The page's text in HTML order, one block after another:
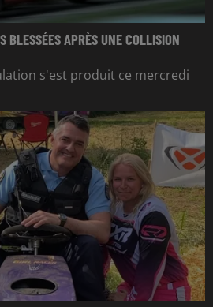
BLESSÉES APRÈS UNE COLLISION
s'est produit ce mercredi